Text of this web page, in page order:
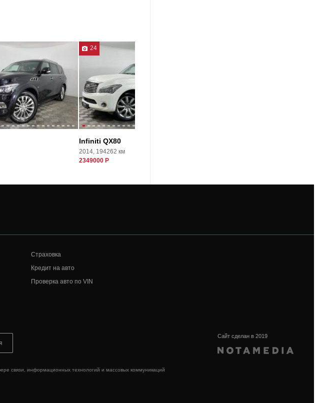
24
Infiniti QX80
2014, 194262 км
2349000 Р
Страховка
Кредит на авто
Проверка авто по VIN
связи, информационных технологий и массовых коммуникаций
Сайт сделан в 2019